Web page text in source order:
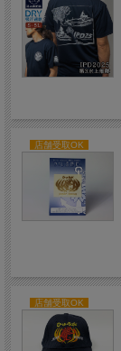
店舗受取OK
店舗受取OK